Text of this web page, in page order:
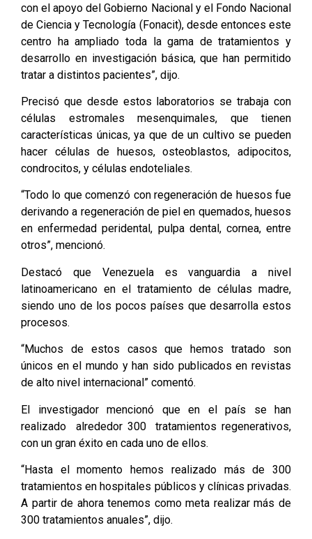
con el apoyo del Gobierno Nacional y el Fondo Nacional
de Ciencia y Tecnología (Fonacit), desde entonces este
centro ha ampliado toda la gama de tratamientos y
desarrollo en investigación básica, que han permitido
tratar a distintos pacientes”, dijo.
Precisó que desde estos laboratorios se trabaja con
células estromales mesenquimales, que tienen
características únicas, ya que de un cultivo se pueden
hacer células de huesos, osteoblastos, adipocitos,
condrocitos, y células endoteliales.
“Todo lo que comenzó con regeneración de huesos fue
derivando a regeneración de piel en quemados, huesos
en enfermedad peridental, pulpa dental, cornea, entre
otros”, mencionó.
Destacó que Venezuela es vanguardia a nivel
latinoamericano en el tratamiento de células madre,
siendo uno de los pocos países que desarrolla estos
procesos.
“Muchos de estos casos que hemos tratado son
únicos en el mundo y han sido publicados en revistas
de alto nivel internacional” comentó.
El investigador mencionó que en el país se han
realizado alrededor 300 tratamientos regenerativos,
con un gran éxito en cada uno de ellos.
“Hasta el momento hemos realizado más de 300
tratamientos en hospitales públicos y clínicas privadas.
A partir de ahora tenemos como meta realizar más de
300 tratamientos anuales”, dijo.